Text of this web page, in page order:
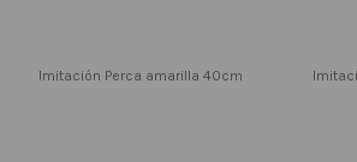
Imitación Perca amarilla 40cm